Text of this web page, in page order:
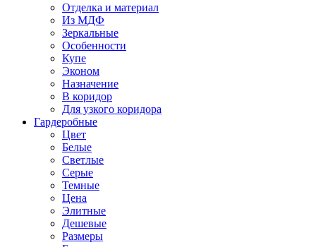
Отделка и материал
Из МДФ
Зеркальные
Особенности
Купе
Эконом
Назначение
В коридор
Для узкого коридора
Гардеробные
Цвет
Белые
Светлые
Серые
Темные
Цена
Элитные
Дешевые
Размеры